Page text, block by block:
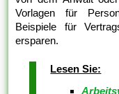
Vorlagen für
Beispiele für
ersparen.
Lesen Sie: